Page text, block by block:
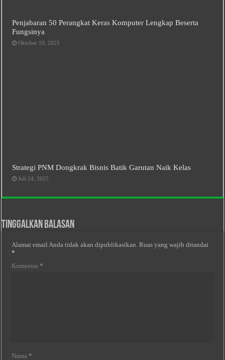
Penjabaran 50 Perangkat Keras Komputer Lengkap Beserta
Fungsinya
Oktober 10, 2025
Strategi PNM Dongkrak Bisnis Batik Garutan Naik Kelas
Juli 24, 2025
Tinggalkan Balasan
Alamat email Anda tidak akan dipublikasikan. Ruas yang wajib ditandai
*
Komentar *
Nama *